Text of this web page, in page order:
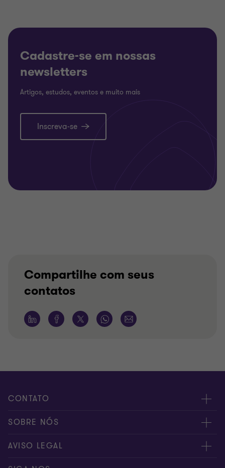
Cadastre-se em nossas
newsletters
Artigos, estudos, eventos e muito mais
Inscreva-se
Compartilhe com seus
contatos
CONTATO
Fale conosco
Inscreva-se
SOBRE NÓS
Sobre nós
AVISO LEGAL